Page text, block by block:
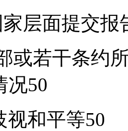
家层面提交报
或若干条约
况50
视和平等50